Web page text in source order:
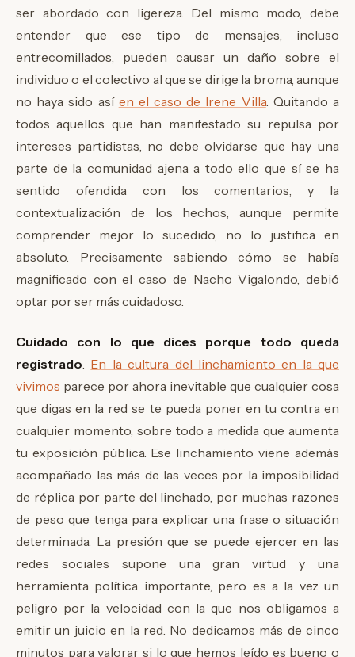
ser abordado con ligereza. Del mismo modo, debe
entender que ese tipo de mensajes, incluso
entrecomillados, pueden causar un daño sobre el
individuo o el colectivo al que se dirige la broma, aunque
no haya sido así en el caso de Irene Villa. Quitando a
todos aquellos que han manifestado su repulsa por
intereses partidistas, no debe olvidarse que hay una
parte de la comunidad ajena a todo ello que sí se ha
sentido ofendida con los comentarios, y la
contextualización de los hechos, aunque permite
comprender mejor lo sucedido, no lo justifica en
absoluto. Precisamente sabiendo cómo se había
magnificado con el caso de Nacho Vigalondo, debió
optar por ser más cuidadoso.
Cuidado con lo que dices porque todo queda
registrado En la cultura del linchamiento en la que
vivimos parece por ahora inevitable que cualquier cosa
que digas en la red se te pueda poner en tu contra en
cualquier momento, sobre todo a medida que aumenta
tu exposición pública. Ese linchamiento viene además
acompañado las más de las veces por la imposibilidad
de réplica por parte del linchado, por muchas razones
de peso que tenga para explicar una frase o situación
determinada. La presión que se puede ejercer en las
redes sociales supone una gran virtud y una
herramienta política importante, pero es a la vez un
peligro por la velocidad con la que nos obligamos a
emitir un juicio en la red. No dedicamos más de cinco
minutos para valorar si lo que hemos leído es bueno o